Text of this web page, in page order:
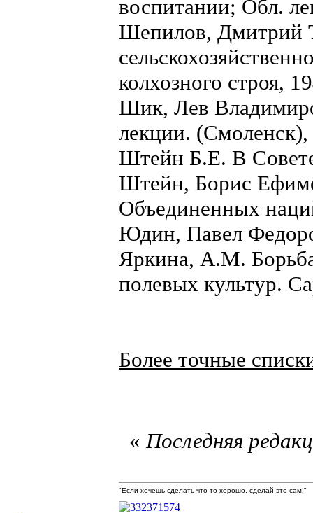
воспитании; Обл.
Шепилов, Дмитрий
колхозного строя,
Шик, Лев
лекции.
Штейн Б.Е. В
Штейн, Борис
Объединенных
Юдин, Павел
Яркина, А.М.
полевых культур.
Более точные
«Последняя
"Если хочешь сделать что-то хорошо, сделай это сам!"